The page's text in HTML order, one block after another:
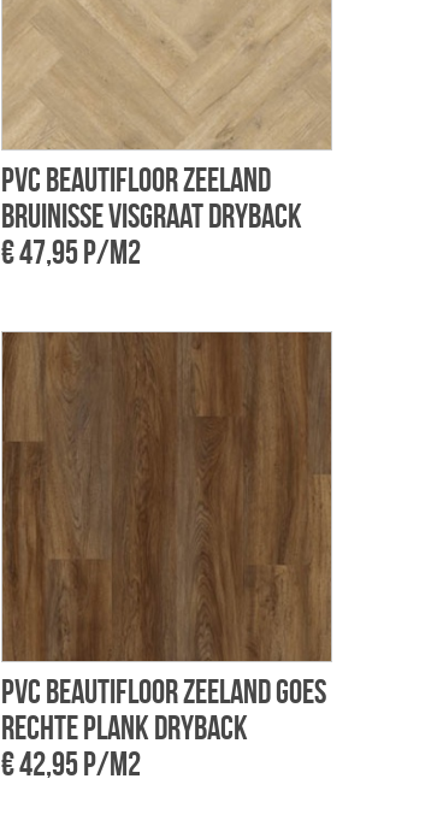
PVC Beautifloor Zeeland
Bruinisse visgraat dryback
€ 47,95 p/m2
PVC Beautifloor Zeeland Goes
rechte plank dryback
€ 42,95 p/m2